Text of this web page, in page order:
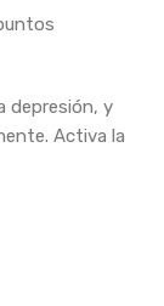
depresión, y
Activa la